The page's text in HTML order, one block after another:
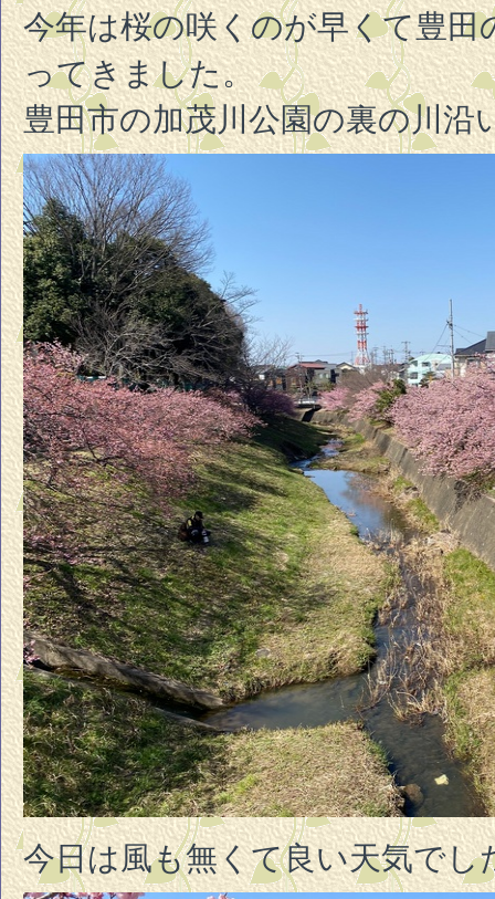
今年は桜の咲くのが早くて豊田
ってきました。
豊田市の加茂川公園の裏の川沿
今日は風も無くて良い天気でし